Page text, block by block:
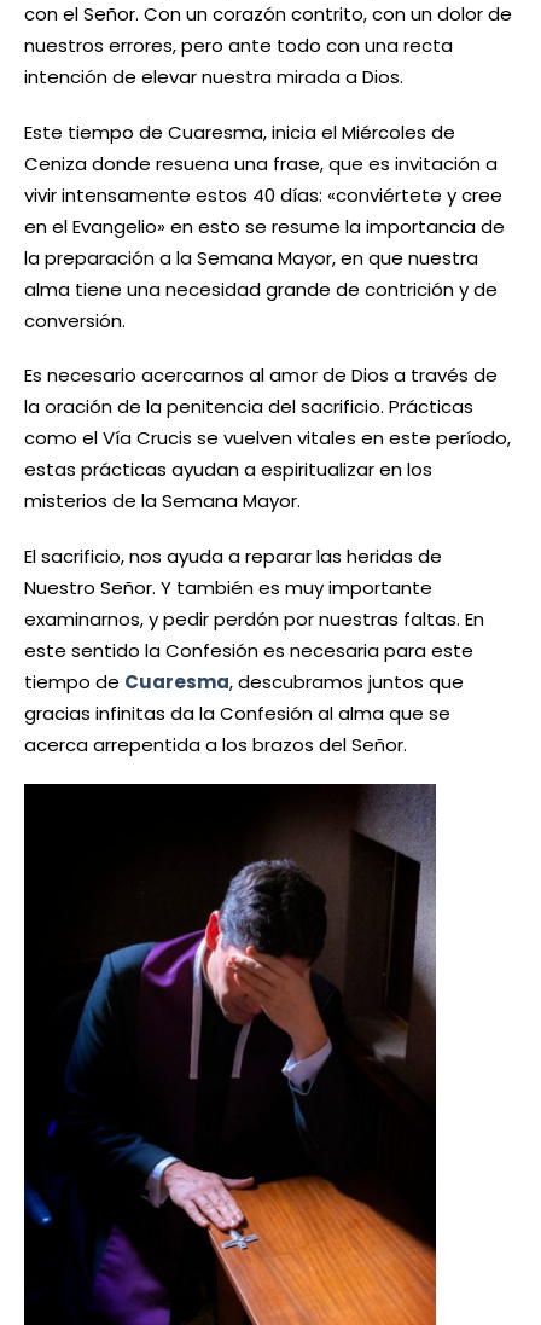
con el Señor. Con un corazón contrito, con un dolor de
nuestros errores, pero ante todo con una recta
intención de elevar nuestra mirada a Dios.
Este tiempo de Cuaresma, inicia el Miércoles de
Ceniza donde resuena una frase, que es invitación a
vivir intensamente estos 40 días: «conviértete y cree
en el Evangelio» en esto se resume la importancia de
la preparación a la Semana Mayor, en que nuestra
alma tiene una necesidad grande de contrición y de
conversión.
Es necesario acercarnos al amor de Dios a través de
la oración de la penitencia del sacrificio. Prácticas
como el Vía Crucis se vuelven vitales en este período,
estas prácticas ayudan a espiritualizar en los
misterios de la Semana Mayor.
El sacrificio, nos ayuda a reparar las heridas de
Nuestro Señor. Y también es muy importante
examinarnos, y pedir perdón por nuestras faltas. En
este sentido la Confesión es necesaria para este
tiempo de Cuaresma, descubramos juntos que
gracias infinitas da la Confesión al alma que se
acerca arrepentida a los brazos del Señor.